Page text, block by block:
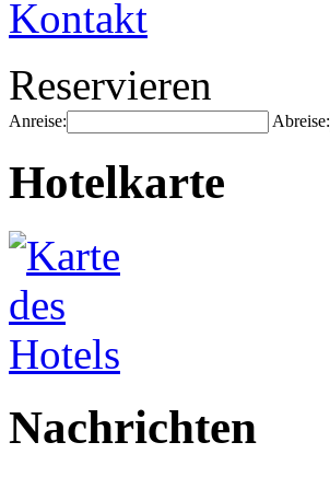
Kontakt
Reservieren
Anreise: Abreise:
Hotelkarte
Nachrichten